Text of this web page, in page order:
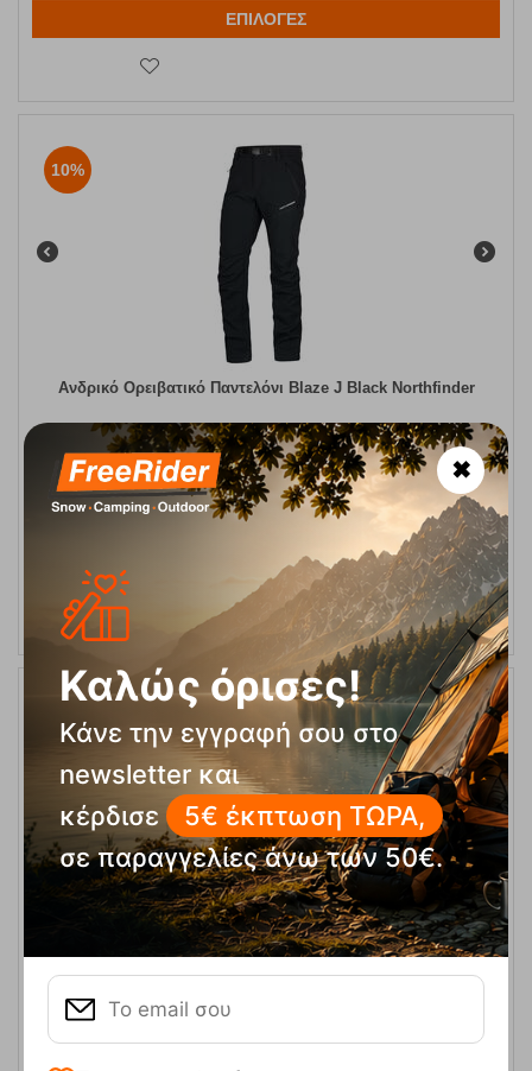
ΕΠΙΛΟΓΕΣ
10%
Ανδρικό Ορειβατικό Παντελόνι Blaze J Black Northfinder
FRE-19298
Άμεσαδιαθέσιμο
79,90 €
71,91 €
Μέγεθος:
ΕΠΙΛΟΓΕΣ
10%
Ανδρικό Ορειβατικό Παντελόνι Blaze J Blue Northfinder
Άμεσαδιαθέσιμο
Μέγεθος:
✖
Καλώς όρισες!
Κάνε την εγγραφή σου στο
newsletter και
κέρδισε
5€ έκπτωση ΤΩΡΑ,
σε παραγγελίες άνω των 50€.